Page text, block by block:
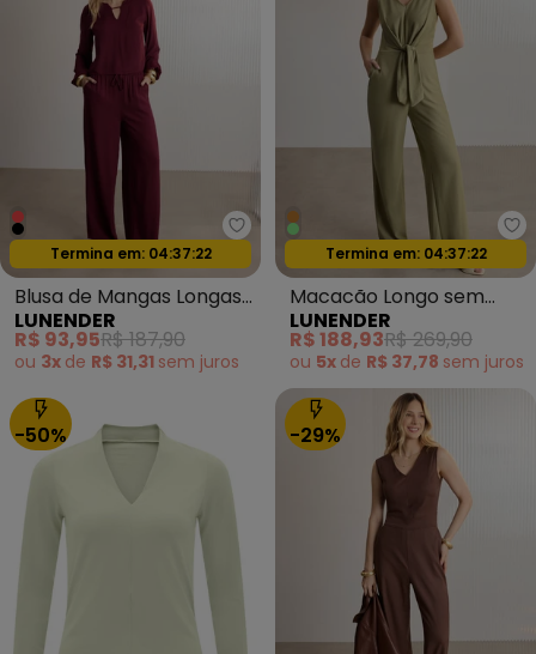
Lunender - Blusa de Mangas
Oferta relâmpago
Termina em: 04:37:20
Blusa de Mangas Longas
em Viscose Bordo
LUNENDER
R$ 93,95R$ 187,90
ou 3x de R$ 31,31 sem juros
Oferta relâmpago
Termina em: 04:37:20
Macacão Longo sem
Mangas Texturizada
Verde
LUNENDER
R$ 188,93R$ 269,90
ou 5x de R$ 37,78 sem juros
-50% -29%